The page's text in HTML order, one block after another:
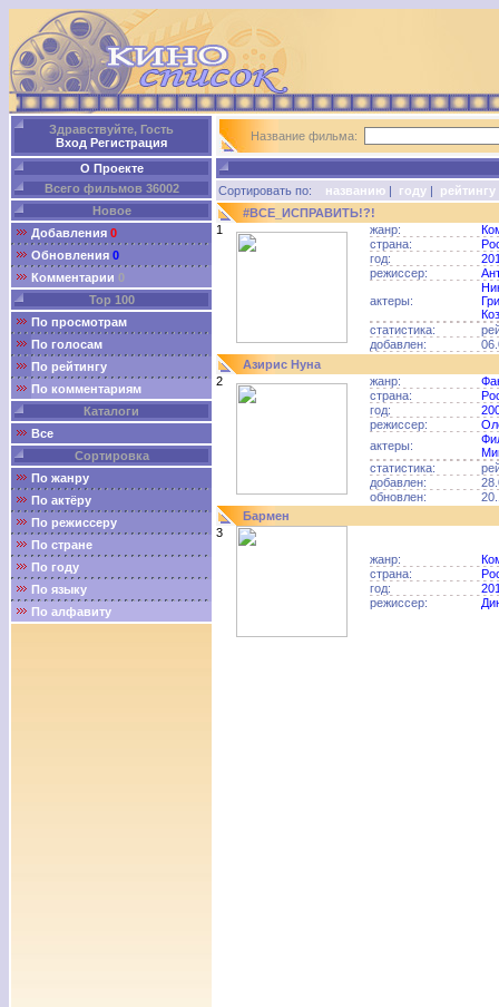
Здравствуйте, Гость
Вход Регистрация
О Проекте
Всего фильмов 36002
Новое
Добавления 0
Обновления 0
Комментарии 0
Top 100
По просмотрам
По голосам
По рейтингу
По комментариям
Каталоги
Все
Сортировка
По жанру
По актёру
По режиссеру
По стране
По году
По языку
По алфавиту
Название фильма:
Сортировать по: названию | году | рейтингу
#ВСЕ_ИСПРАВИТЬ!?!
1
жанр:
страна:
год:
режиссер:
актеры:
статистика:
добавлен:
Азирис Нуна
2
жанр:
страна:
год:
режиссер:
актеры:
статистика:
добавлен:
обновлен:
Бармен
3
жанр:
страна:
год:
режиссер: